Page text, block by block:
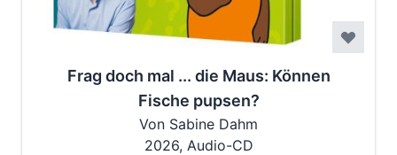
Frag doch mal ... die Maus: Können
Fische pupsen?
Von Sabine Dahm
2026, Audio-CD